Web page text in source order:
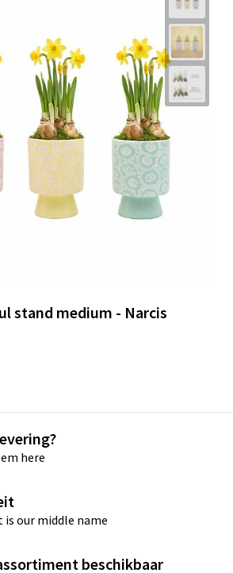
stand medium - Narcis
here
our middle name
beschikbaar